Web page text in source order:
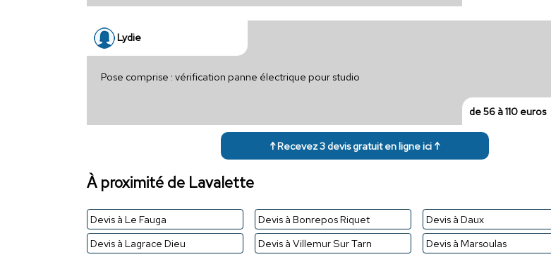
Lydie
Pose comprise : vérification panne électrique pour studio
de 56 à 110 euros
↑ Recevez 3 devis gratuit en ligne ici ↑
À proximité de Lavalette
Devis à Le Fauga Devis à Bonrepos Riquet
Devis à Daux
Devis à Lagrace Dieu
Devis à Villemur Sur Tarn Devis à Marsoulas